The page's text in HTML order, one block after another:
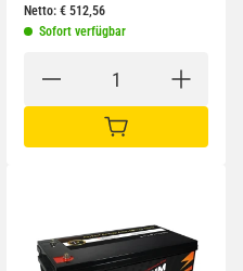
Netto: € 512,56
Sofort verfügbar
IN DEN WARENKORB